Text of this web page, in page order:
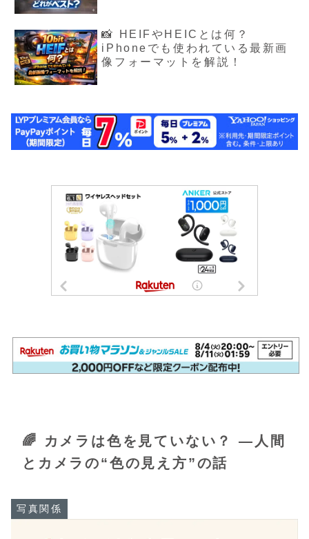
📸 HEIFやHEICとは何？
iPhoneでも使われている最新画
像フォーマットを解説！
🌈 カメラは色を見ていない？ ―人間
とカメラの“色の見え方”の話
写真関係